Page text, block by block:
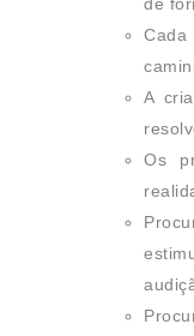
A
Os